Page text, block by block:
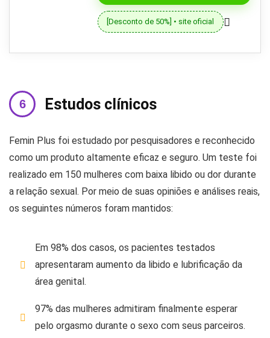
[Desconto de 50%] • site oficial
Estudos clínicos
Femin Plus foi estudado por pesquisadores e reconhecido
como um produto altamente eficaz e seguro. Um teste foi
realizado em 150 mulheres com baixa libido ou dor durante
a relação sexual. Por meio de suas opiniões e análises reais,
os seguintes números foram mantidos:
Em 98% dos casos, os pacientes testados
apresentaram aumento da libido e lubrificação da
área genital.
97% das mulheres admitiram finalmente esperar
pelo orgasmo durante o sexo com seus parceiros.